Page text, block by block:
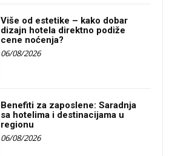
Više od estetike – kako dobar
dizajn hotela direktno podiže
cene noćenja?
06/08/2026
Benefiti za zaposlene: Saradnja
sa hotelima i destinacijama u
regionu
06/08/2026